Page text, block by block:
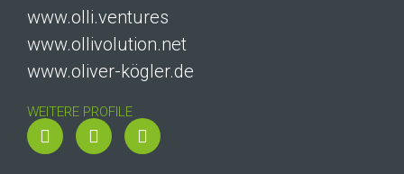
www.olli.ventures
www.ollivolution.net
www.oliver-kögler.de
WEITERE PROFILE